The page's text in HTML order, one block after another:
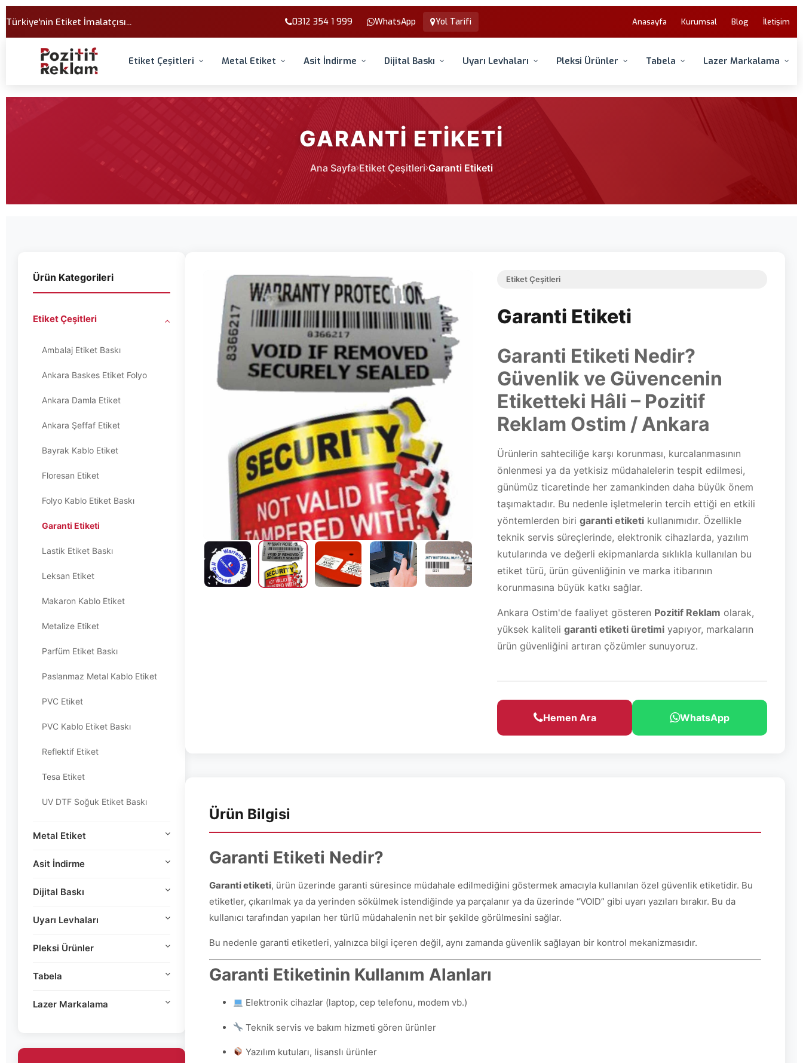
Türkiye'nin Etiket İmalatçısı... 0312 354 1 999 WhatsApp Yol Tarifi Anasayfa Kurumsal Blog İletişim
Etiket Çeşitleri Metal Etiket Asit İndirme Dijital Baskı Uyarı Levhaları Pleksi Ürünler Tabela Lazer Markalama
GARANTI ETIKETI
Ana Sayfa Etiket Çeşitleri Garanti Etiketi
Ürün Kategorileri
Etiket Çeşitleri
Ambalaj Etiket Baskı
Ankara Baskes Etiket Folyo
Ankara Damla Etiket
Ankara Şeffaf Etiket
Bayrak Kablo Etiket
Floresan Etiket
Folyo Kablo Etiket Baskı
Garanti Etiketi
Lastik Etiket Baskı
Leksan Etiket
Makaron Kablo Etiket
Metalize Etiket
Parfüm Etiket Baskı
Paslanmaz Metal Kablo Etiket
PVC Etiket
PVC Kablo Etiket Baskı
Reflektif Etiket
Tesa Etiket
UV DTF Soğuk Etiket Baskı
Metal Etiket
Asit İndirme
Dijital Baskı
Uyarı Levhaları
Pleksi Ürünler
Tabela
Lazer Markalama
Etiket Çeşitleri
Garanti Etiketi
Garanti Etiketi Nedir?
Güvenlik ve Güvencenin
Etiketteki Hâli – Pozitif
Reklam Ostim / Ankara
Ürünlerin sahteciliğe karşı korunması, kurcalanmasının
önlenmesi ya da yetkisiz müdahalelerin tespit edilmesi,
günümüz ticaretinde her zamankinden daha büyük önem
taşımaktadır. Bu nedenle işletmelerin tercih ettiği en etkili
yöntemlerden biri garanti etiketi kullanımıdır. Özellikle
teknik servis süreçlerinde, elektronik cihazlarda, yazılım
kutularında ve değerli ekipmanlarda sıklıkla kullanılan bu
etiket türü, ürün güvenliğinin ve marka itibarının
korunmasına büyük katkı sağlar.
Ankara Ostim'de faaliyet gösteren Pozitif Reklam olarak,
yüksek kaliteli garanti etiketi üretimi yapıyor, markaların
ürün güvenliğini artıran çözümler sunuyoruz.
Hemen Ara WhatsApp
Ürün Bilgisi
Garanti Etiketi Nedir?
Garanti etiketi, ürün üzerinde garanti süresince müdahale edilmediğini göstermek amacıyla kullanılan özel güvenlik etiketidir. Bu
etiketler, çıkarılmak ya da yerinden sökülmek istendiğinde ya parçalanır ya da üzerinde “VOID” gibi uyarı yazıları bırakır. Bu da
kullanıcı tarafından yapılan her türlü müdahalenin net bir şekilde görülmesini sağlar.
Bu nedenle garanti etiketleri, yalnızca bilgi içeren değil, aynı zamanda güvenlik sağlayan bir kontrol mekanizmasıdır.
Garanti Etiketinin Kullanım Alanları
Elektronik cihazlar (laptop, cep telefonu, modem vb.)
Teknik servis ve bakım hizmeti gören ürünler
Yazılım kutuları, lisanslı ürünler